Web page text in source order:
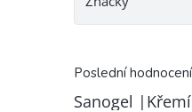
Poslední